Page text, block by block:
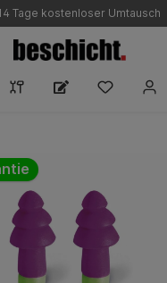
Tage kostenloser Umtausch
Bestpreisgarantie